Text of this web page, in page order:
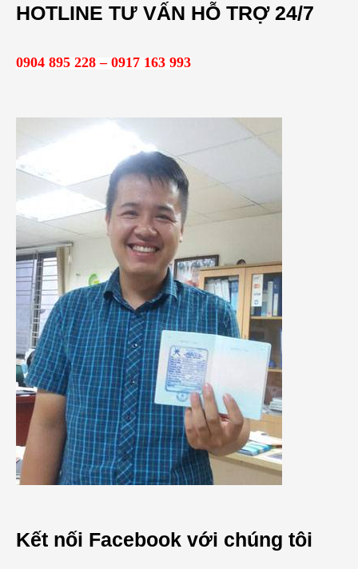
i
m
HOTLINE TƯ VẤN HỖ TRỢ 24/7
0904 895 228 – 0917 163 993
Kết nối Facebook với chúng tôi